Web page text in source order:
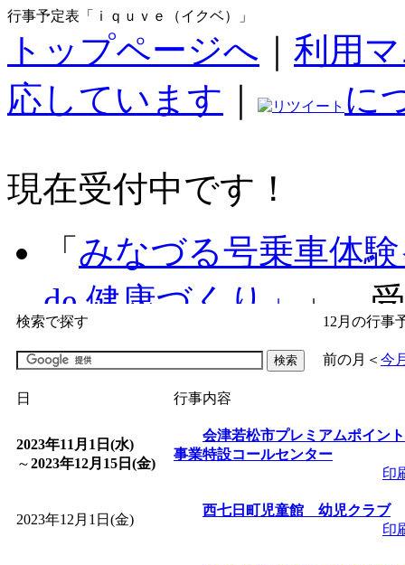
行事予定表「ｉｑｕｖｅ（イクベ）」
トップページへ
利用
応しています
に
現在受付中です！
「 みなづる号乗車体
de 健康づくり」
」 受
「子育て交流広場「
間：2026/07/09～
「皆鶴姫のこびる塾
」 受付期間：～
子育て講座「ばん
検索で探す 12月の行事
前の月 ＜ 今
日 行事内容
2023年11月1日(水)
～2023年12月15日(金)
会津若松市プレミアムポイント
事業特設コールセンター
印
2023年12月1日(金)
西七日町児童館 幼児クラブ
印